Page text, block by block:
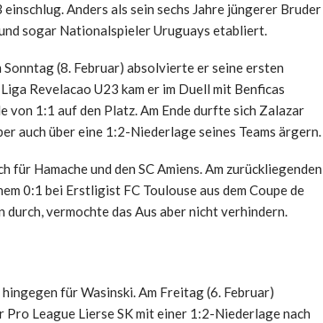
Anders als sein sechs Jahre jüngerer Bruder
sogar Nationalspieler Uruguays etabliert.
(8. Februar) absolvierte er seine ersten
Revelacao U23 kam er im Duell mit Benficas
von 1:1 auf den Platz. Am Ende durfte sich Zalazar
auch über eine 1:2-Niederlage seines Teams ärgern.
Hamache und den SC Amiens. Am zurückliegenden
0:1 bei Erstligist FC Toulouse aus dem Coupe de
vermochte das Aus aber nicht verhindern.
für Wasinski. Am Freitag (6. Februar)
League Lierse SK mit einer 1:2-Niederlage nach